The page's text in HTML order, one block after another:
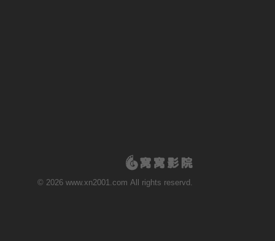
© 2026 www.xn2001.com All rights reservd.